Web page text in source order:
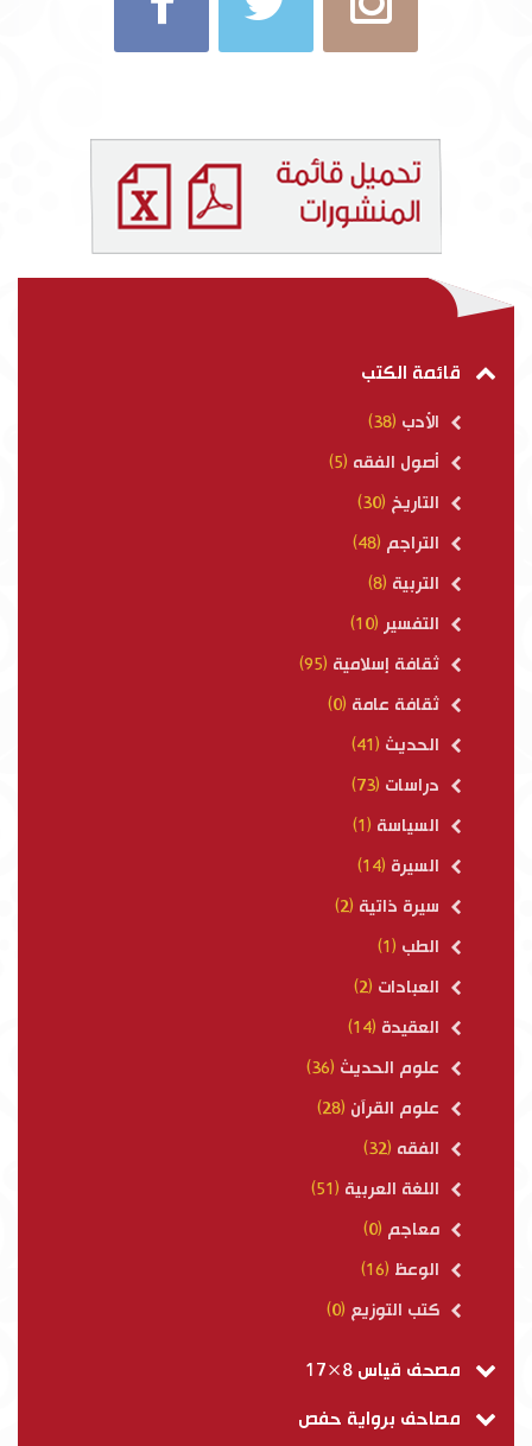
قائمة الكتب
الأدب (38)
أصول الفقه (5)
التاريخ (30)
التراجم (48)
التربية (8)
التفسير (10)
ثقافة إسلامية (95)
ثقافة عامة (0)
الحديث (41)
دراسات (73)
السياسة (1)
السيرة (14)
سيرة ذاتية (2)
الطب (1)
العبادات (2)
العقيدة (14)
علوم الحديث (36)
علوم القرآن (28)
الفقه (32)
اللغة العربية (51)
معاجم (0)
الوعظ (16)
كتب التوزيع (0)
مصحف قياس 8×17
مصاحف برواية حفص